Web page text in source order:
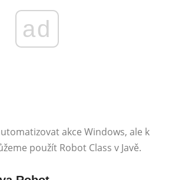
ad
akce Windows, ale k
použít Robot Class v Javě.